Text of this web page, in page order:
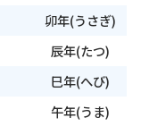
卯年(うさぎ)
辰年(たつ)
巳年(へび)
午年(うま)